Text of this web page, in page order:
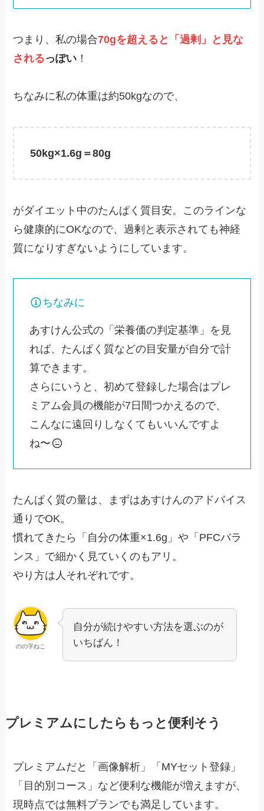
つまり、私の場合70gを超えると「過剰」と見な
されるっぽい ！
ちなみに私の体重は約50kgなので、
50kg×1.6g＝80g
がダイエット中のたんぱく質目安。このラインな
ら健康的にOKなので、過剰と表示されても神経
質になりすぎないようにしています。
ちなみに
あすけん公式の「栄養価の判定基準」を見
れば、たんぱく質などの目安量が自分で計
算できます。
さらにいうと、初めて登録した場合はプレ
ミアム会員の機能が7日間つかえるので、
こんなに遠回りしなくてもいいんですよ
ね〜
たんぱく質の量は、まずはあすけんのアドバイス
通りでOK。
慣れてきたら「自分の体重×1.6g」や「PFCバラ
ンス」で細かく見ていくのもアリ。
やり方は人それぞれです。
のの字ねこ
自分が続けやすい方法を選ぶのが
いちばん！
プレミアムにしたらもっと便利そう
プレミアムだと「画像解析」「MYセット登録」
「目的別コース」など便利な機能が増えますが、
現時点では無料プランでも満足しています。